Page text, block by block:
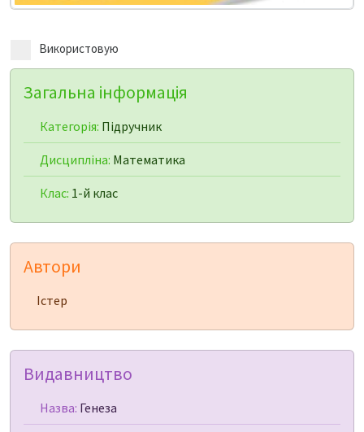
Використовую
Загальна інформація
Категорія: Підручник
Дисципліна: Математика
Клас: 1-й клас
Автори
Істер
Видавництво
Назва: Генеза